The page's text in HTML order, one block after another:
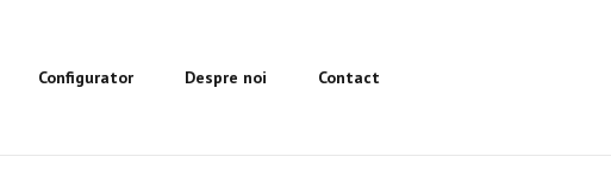
Configurator Despre noi Contact